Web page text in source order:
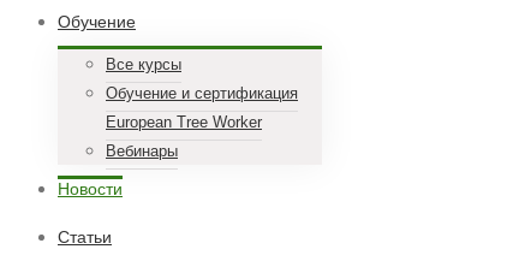
Обучение
Все курсы
Обучение и сертификация
European Tree Worker
Вебинары
Новости
Статьи